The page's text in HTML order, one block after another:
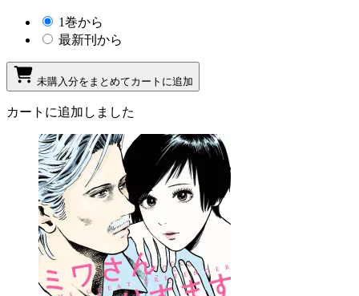
1巻から
最新刊から
未購入分をまとめてカートに追加
カートに追加しました